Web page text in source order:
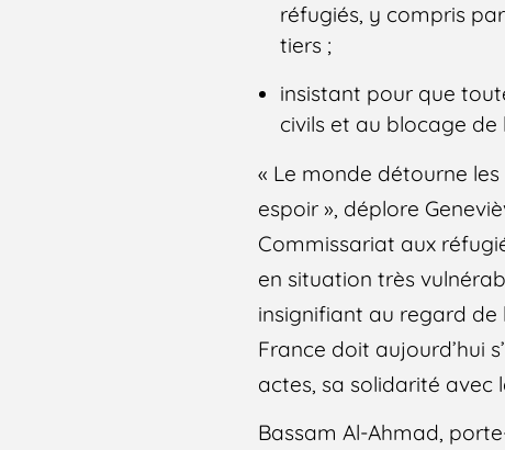
réfugiés, y compris
tiers ;
insistant pour que
civils et au blocage de
« Le monde détourne
espoir », déplore
Commissariat aux
en situation très
insignifiant au regard de
France doit aujourd’hui
actes, sa solidarité avec
Bassam Al-Ahmad,